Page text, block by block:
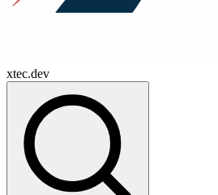
xtec.dev